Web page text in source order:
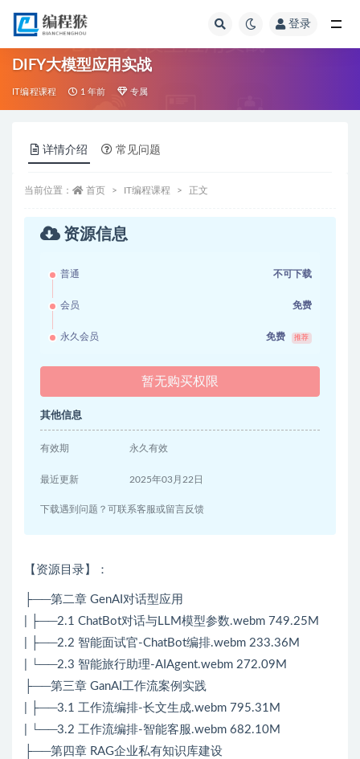
登录
DIFY大模型应用实战
IT编程课程 1 年前 专属
详情介绍 常见问题
当前位置： 首页 IT编程课程 正文
资源信息
普通 不可下载
会员 免费
永久会员 免费 推荐
暂无购买权限
其他信息
有效期 永久有效
最近更新 2025年03月22日
下载遇到问题？可联系客服或留言反馈
【资源目录】：
├──第二章 GenAI对话型应用
| ├──2.1 ChatBot对话与LLM模型参数.webm 749.25M
| ├──2.2 智能面试官-ChatBot编排.webm 233.36M
| └──2.3 智能旅行助理-AIAgent.webm 272.09M
├──第三章 GanAI工作流案例实践
| ├──3.1 工作流编排-长文生成.webm 795.31M
| └──3.2 工作流编排-智能客服.webm 682.10M
├──第四章 RAG企业私有知识库建设